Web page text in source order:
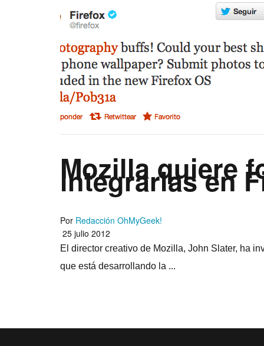
Mozilla quiere
integrarlas en
Por Redacción OhMyGeek!
25 julio 2012
El director creativo de Mozilla, John Slater, ha
que está desarrollando la ...